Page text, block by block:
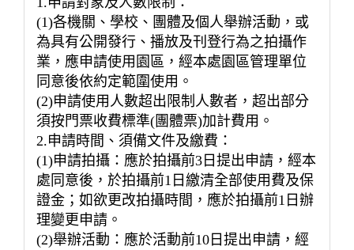
(1)各機關、學校、團體及個人舉辦活動，或
為具有公開發行、播放及刊登行為之拍攝作
業，應申請使用園區，經本處園區管理單位
同意後依約定範圍使用。
(2)申請使用人數超出限制人數者，超出部分
須按門票收費標準(團體票)加計費用。
2.申請時間、須備文件及繳費：
(1)申請拍攝：應於拍攝前3日提出申請，經本
處同意後，於拍攝前1日繳清全部使用費及保
證金；如欲更改拍攝時間，應於拍攝前1日辦
理變更申請。
(2)舉辦活動：應於活動前10日提出申請，經